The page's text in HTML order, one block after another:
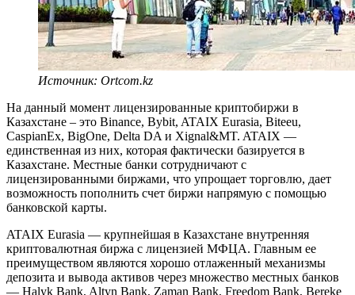
Источник: Ortcom.kz
На данный момент лицензированные криптобиржи в
Казахстане – это Binance, Bybit, ATAIX Eurasia, Biteeu,
CaspianEx, BigOne, Delta DA и Xignal&MT. ATAIX —
единственная из них, которая фактически базируется в
Казахстане. Местные банки сотрудничают с
лицензированными биржами, что упрощает торговлю, дает
возможность пополнить счет биржи напрямую с помощью
банковской карты.
ATAIX Eurasia — крупнейшая в Казахстане внутренняя
криптовалютная биржа с лицензией МФЦА. Главным ее
преимуществом являются хорошо отлаженный механизмы
депозита и вывода активов через множество местных банков
— Halyk Bank, Altyn Bank, Zaman Bank, Freedom Bank, Bereke